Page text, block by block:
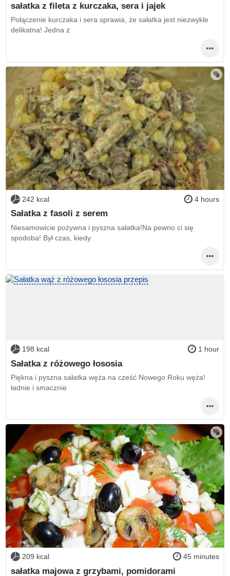
sałatka z fileta z kurczaka, sera i jajek
Połączenie kurczaka i sera sprawia, że sałatka jest niezwykle
delikatna! Jedna z
242 kcal 4 hours
Sałatka z fasoli z serem
Niesamowicie pożywna i pyszna sałatka!Na pewno ci się
spodoba! Był czas, kiedy
198 kcal 1 hour
Sałatka z różowego łososia
Piękna i pyszna sałatka węża na cześć Nowego Roku węża!
ładnie i smacznie
209 kcal 45 minutes
sałatka majowa z grzybami, pomidorami